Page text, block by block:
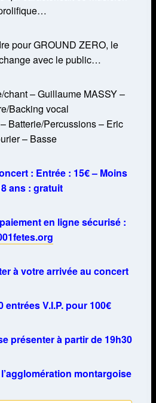
pour GROUND ZERO, le
avec le public…
– Guillaume MASSY –
Backing vocal
Batterie/Percussions – Eric
– Basse
: Entrée : 15€– Moins
ans : gratuit
en ligne sécurisé :
à votre arrivée au concert
entrées V.I.P. pour 100€
présenter à partir de 19h30
montargoise